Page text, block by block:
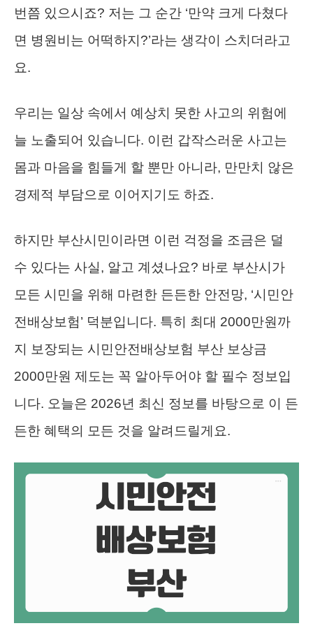
번쯤 있으시죠? 저는 그 순간 ‘만약 크게 다쳤다
면 병원비는 어떡하지?’라는 생각이 스치더라고
요.
우리는 일상 속에서 예상치 못한 사고의 위험에
늘 노출되어 있습니다. 이런 갑작스러운 사고는
몸과 마음을 힘들게 할 뿐만 아니라, 만만치 않은
경제적 부담으로 이어지기도 하죠.
하지만 부산시민이라면 이런 걱정을 조금은 덜
수 있다는 사실, 알고 계셨나요? 바로 부산시가
모든 시민을 위해 마련한 든든한 안전망, ‘시민안
전배상보험’ 덕분입니다. 특히 최대 2000만원까
지 보장되는 시민안전배상보험 부산 보상금
2000만원 제도는 꼭 알아두어야 할 필수 정보입
니다. 오늘은 2026년 최신 정보를 바탕으로 이 든
든한 혜택의 모든 것을 알려드릴게요.